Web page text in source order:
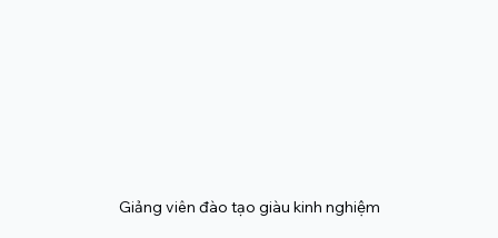
Giảng viên đào tạo giàu kinh nghiệm